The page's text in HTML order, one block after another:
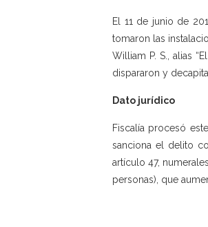
El 11 de junio de
tomaron las
William P. S., alias
dispararon y
Dato jurídico
Fiscalía procesó
sanciona el delito
artículo 47,
personas), que